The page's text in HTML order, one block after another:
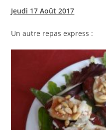
Jeudi 17 Août 2017
Un autre repas express :